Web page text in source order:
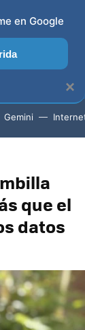
SELECCIÓN
Gemini
que el
datos
×
en Google